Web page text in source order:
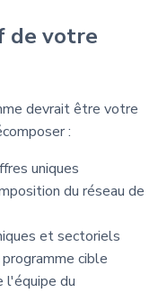
de votre
devrait être votre
:
uniques
du réseau de
et sectoriels
cible
du